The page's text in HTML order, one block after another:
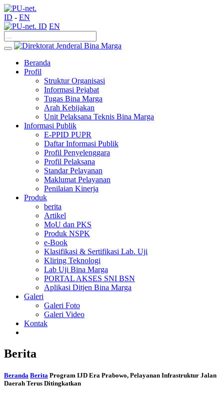
ID - EN
ID EN
Beranda
Profil
Struktur Organisasi
Informasi Pejabat
Tugas Bina Marga
Arah Kebijakan
Unit Pelaksana Teknis Bina Marga
Informasi Publik
E-PPID PUPR
Daftar Informasi Publik
Profil Penyelenggara
Profil Pelaksana
Standar Pelayanan
Maklumat Pelayanan
Penilaian Kinerja
Produk
berita
Artikel
MoU dan PKS
Produk NSPK
e-Book
Klasifikasi & Sertifikasi Lab. Uji
Kliring Teknologi
Lab Uji Bina Marga
PORTAL AKSES SNI BSN
Aplikasi Ditjen Bina Marga
Galeri
Galeri Foto
Galeri Video
Kontak
Berita
Beranda Berita Program IJD Era Prabowo, Pelayanan Infrastruktur Jalan
Daerah Terus Ditingkatkan